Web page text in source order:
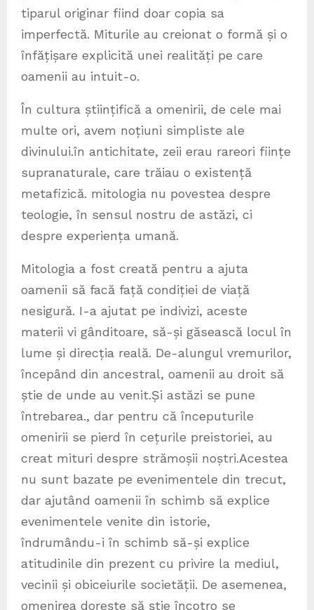
tiparul originar fiind doar copia sa
imperfectă. Miturile au creionat o formă și o
înfățișare explicită unei realități pe care
oamenii au intuit-o.
În cultura științifică a omenirii, de cele mai
multe ori, avem noțiuni simpliste ale
divinului.în antichitate, zeii erau rareori ființe
supranaturale, care trăiau o existență
metafizică. mitologia nu povestea despre
teologie, în sensul nostru de astăzi, ci
despre experiența umană.
Mitologia a fost creată pentru a ajuta
oamenii să facă față condiției de viață
nesigură. I-a ajutat pe indivizi, aceste
materii vi gânditoare, să-și găsească locul în
lume și direcția reală. De-alungul vremurilor,
începând din ancestral, oamenii au droit să
știe de unde au venit.Și astăzi se pune
întrebarea., dar pentru că începuturile
omenirii se pierd în cețurile preistoriei, au
creat mituri despre strămoșii noștri.Acestea
nu sunt bazate pe evenimentele din trecut,
dar ajutând oamenii în schimb să explice
evenimentele venite din istorie,
îndrumându-i în schimb să-și explice
atitudinile din prezent cu privire la mediul,
vecinii și obiceiurile societății. De asemenea,
omenirea dorește să știe încotro se